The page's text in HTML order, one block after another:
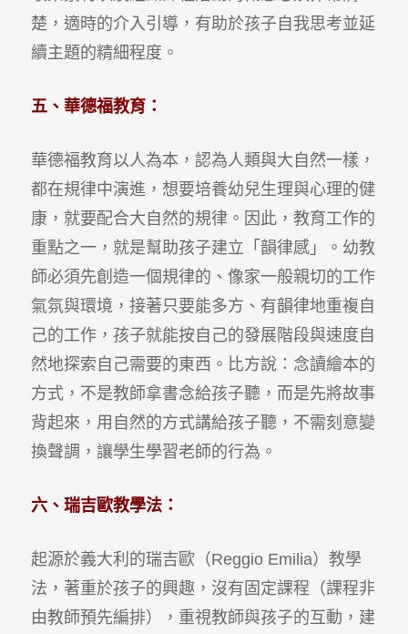
楚，適時的介入引導，有助於孩子自我思考並延
續主題的精細程度。
五、華德福教育：
華德福教育以人為本，認為人類與大自然一樣，
都在規律中演進，想要培養幼兒生理與心理的健
康，就要配合大自然的規律。因此，教育工作的
重點之一，就是幫助孩子建立「韻律感」。幼教
師必須先創造一個規律的、像家一般親切的工作
氣氛與環境，接著只要能多方、有韻律地重複自
己的工作，孩子就能按自己的發展階段與速度自
然地探索自己需要的東西。比方說：念讀繪本的
方式，不是教師拿書念給孩子聽，而是先將故事
背起來，用自然的方式講給孩子聽，不需刻意變
換聲調，讓學生學習老師的行為。
六、瑞吉歐教學法：
起源於義大利的瑞吉歐（Reggio Emilia）教學
法，著重於孩子的興趣，沒有固定課程（課程非
由教師預先編排），重視教師與孩子的互動，建